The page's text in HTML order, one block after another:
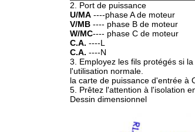
2. Port de puissance
U/MA ----phase A de moteur
V/MB ---- phase B de moteur
W/MC---- phase C de moteur
C.A. ----L
C.A. ----N
3. Employez les fils protégés si
l'utilisation normale.
la carte de puissance d'entrée à
5. Prêtez l'attention à l'isolation
Dessin dimensionnel